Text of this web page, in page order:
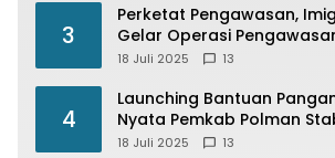
3
Perketat Pengawasan,
Gelar Operasi
“Wirawaspada” Serentak
18 Juli 2025 13
4
Launching Bantuan
Nyata Pemkab Polman
Beras
18 Juli 2025 13